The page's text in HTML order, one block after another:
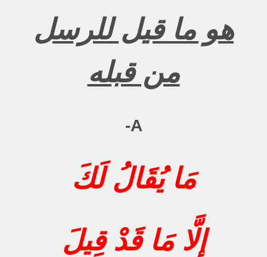
هو ما قيل للرسل
من قبله
A-
مَا يُقَالُ لَكَ
إِلَّا مَا قَدْ قِيلَ